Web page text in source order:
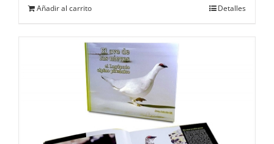
Añadir al carrito Detalles